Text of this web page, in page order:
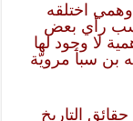
لصحابي وهمي اختلقه
رأي بعض
لا وجود لها
بن سبأ مرويّة
التاريخ